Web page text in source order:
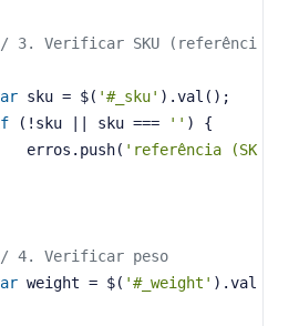
3. Verificar SKU (referênci
sku = $( '#_sku' ).val();
(!sku || sku === '' ) {
                erros.push(
'referência (SK
4. Verificar peso
weight = $( '#_weight' ).val